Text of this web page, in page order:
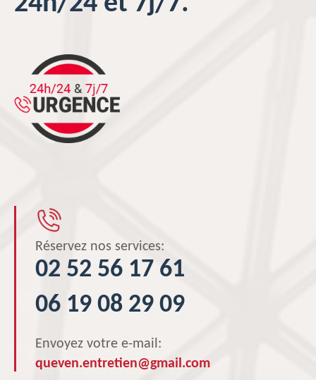
Réservez nos services:
02 52 56 17 61
06 19 08 29 09
Envoyez votre e-mail:
queven.entretien@gmail.com